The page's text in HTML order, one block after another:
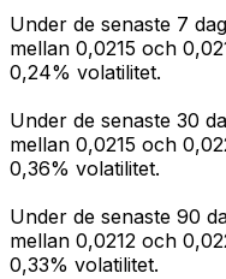
Under de senaste 7
mellan 0,0215 och
0,24% volatilitet.
Under de senaste 30
mellan 0,0215 och
0,36% volatilitet.
Under de senaste 90
mellan 0,0212 och
0,33% volatilitet.